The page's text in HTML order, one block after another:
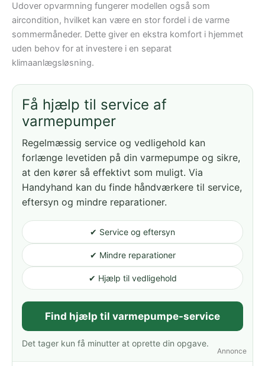
Udover opvarmning fungerer modellen også som
aircondition, hvilket kan være en stor fordel i de varme
sommermåneder. Dette giver en ekstra komfort i hjemmet
uden behov for at investere i en separat
klimaanlægsløsning.
Annonce
Få hjælp til service af
varmepumper
Regelmæssig service og vedligehold kan
forlænge levetiden på din varmepumpe og sikre,
at den kører så effektivt som muligt. Via
Handyhand kan du finde håndværkere til service,
eftersyn og mindre reparationer.
✔ Service og eftersyn
✔ Mindre reparationer
✔ Hjælp til vedligehold
Find hjælp til varmepumpe-service
Det tager kun få minutter at oprette din opgave.